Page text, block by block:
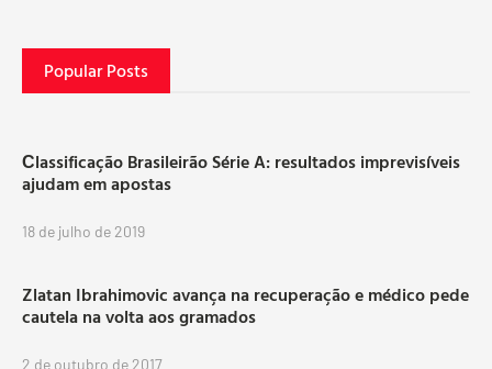
Popular Posts
Сlassificação Brasileirão Série A: resultados imprevisíveis
ajudam em apostas
18 de julho de 2019
Zlatan Ibrahimovic avança na recuperação e médico pede
cautela na volta aos gramados
2 de outubro de 2017